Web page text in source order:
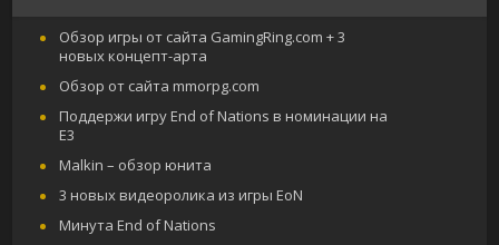
Обзор игры от сайта GamingRing.com + 3
новых концепт-арта
Обзор от сайта mmorpg.com
Поддержи игру End of Nations в номинации на
E3
Malkin – обзор юнита
3 новых видеоролика из игры EoN
Минута End of Nations